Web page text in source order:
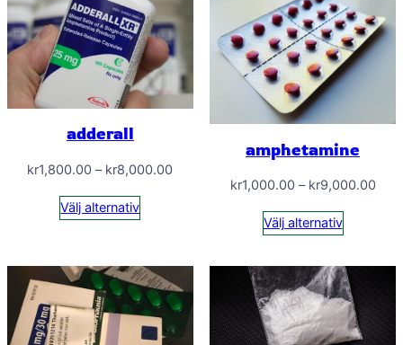
adderall
kr1,800.00 – kr8,000.00Prisintervall:
kr1,800.00
Välj alternativ
amphetamine
kr1,000.00 – kr9,000.00
Välj alternativ